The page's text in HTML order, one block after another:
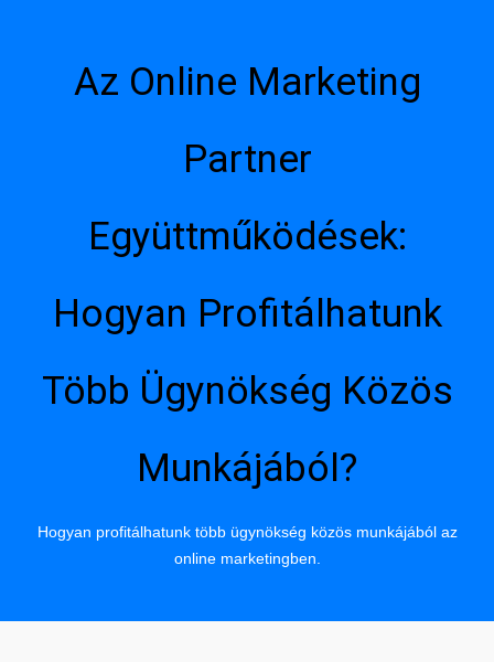
Az Online Marketing
Partner
Együttműködések:
Hogyan Profitálhatunk
Több Ügynökség Közös
Munkájából?
Hogyan profitálhatunk több ügynökség közös munkájából az
online marketingben.